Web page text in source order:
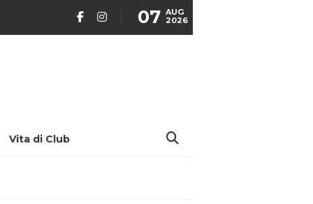
07 AUG
2026
Vita di Club